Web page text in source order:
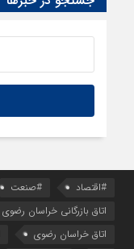
7 ساعت قبل
#اقتصاد #صنعت
اتاق بازرگانی خراسان رضوی
اتاق خراسان رضوی